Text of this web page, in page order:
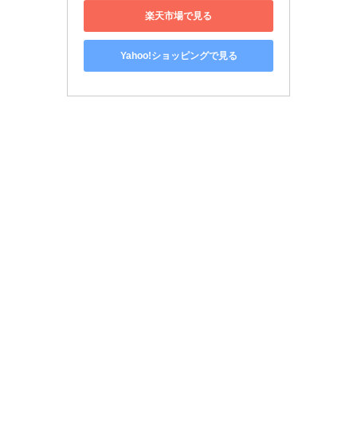
楽天市場で見る
Yahoo!ショッピングで見る